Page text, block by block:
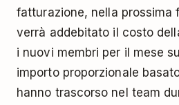
fatturazione, nella prossima
verrà addebitato il costo
i nuovi membri per il mese
importo proporzionale
hanno trascorso nel team